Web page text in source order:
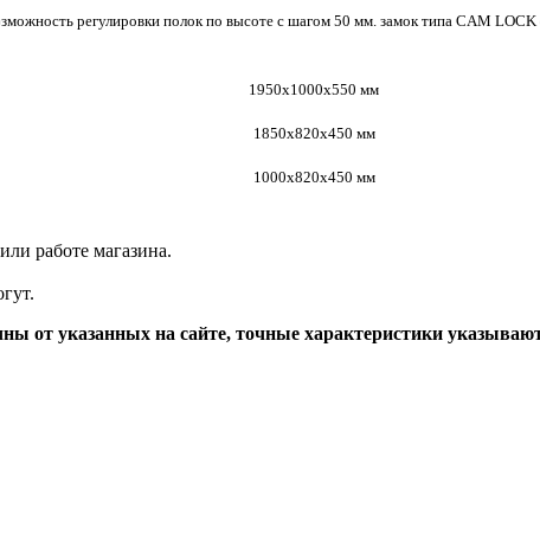
регулировки полок по высоте с шагом 50 мм. замок типа CAM LOCK
1950х1000х550 мм
1850х820х450 мм
1000х820х450 мм
работе магазина.
от указанных на сайте, точные характеристики